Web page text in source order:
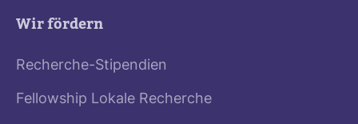
Wir fördern
Recherche-Stipendien
Fellowship Lokale Recherche